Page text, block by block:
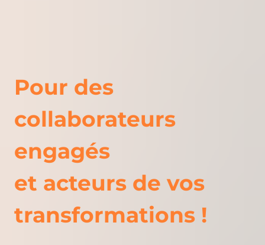
Pour des
collaborateurs
engagés
et acteurs de vos
transformations !